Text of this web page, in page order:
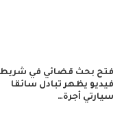
فتح بحث قضائي في شريط
فيديو يظهر تبادل سائقا
سيارتي أجرة…